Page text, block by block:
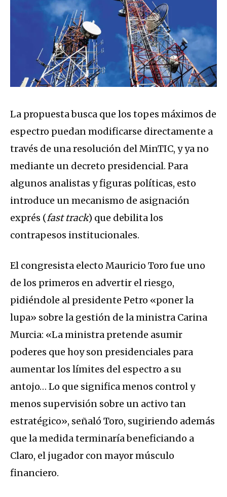
La propuesta busca que los topes máximos de
espectro puedan modificarse directamente a
través de una resolución del MinTIC, y ya no
mediante un decreto presidencial. Para
algunos analistas y figuras políticas, esto
introduce un mecanismo de asignación
exprés (fast track) que debilita los
contrapesos institucionales.
El congresista electo Mauricio Toro fue uno
de los primeros en advertir el riesgo,
pidiéndole al presidente Petro «poner la
lupa» sobre la gestión de la ministra Carina
Murcia: «La ministra pretende asumir
poderes que hoy son presidenciales para
aumentar los límites del espectro a su
antojo… Lo que significa menos control y
menos supervisión sobre un activo tan
estratégico», señaló Toro, sugiriendo además
que la medida terminaría beneficiando a
Claro, el jugador con mayor músculo
financiero.